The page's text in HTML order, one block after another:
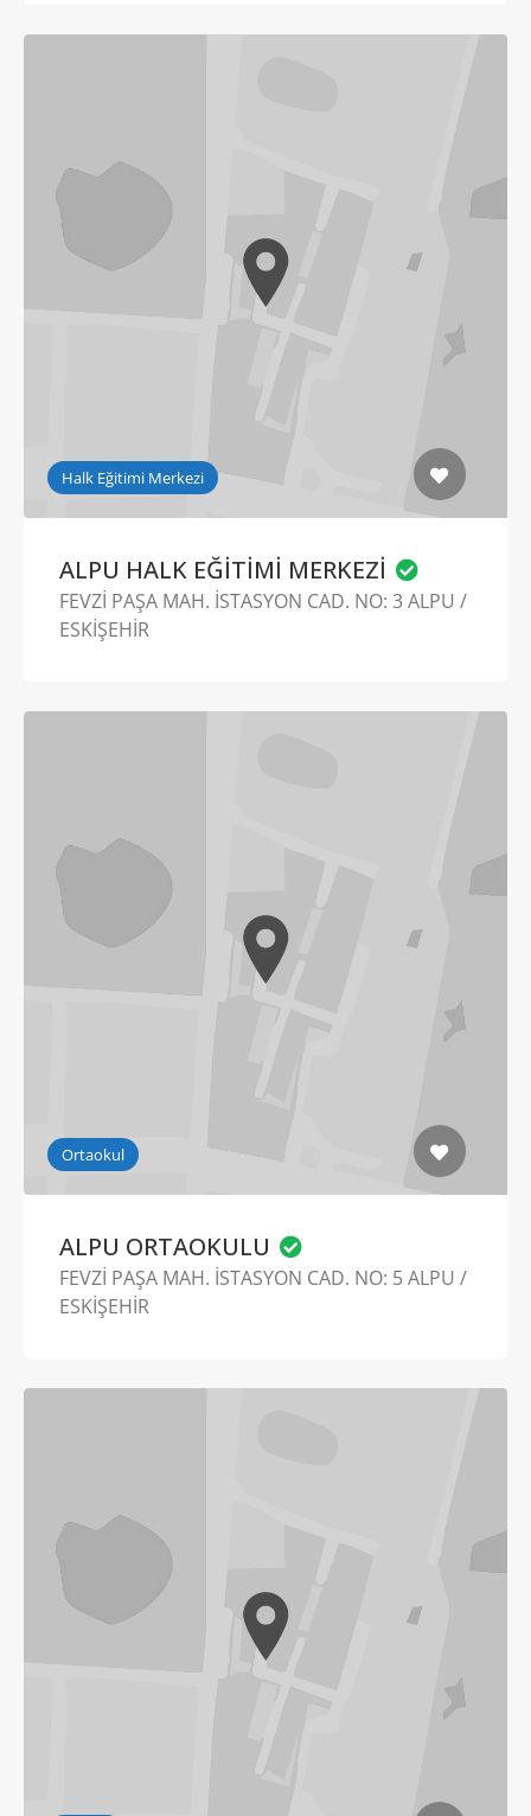
Halk Eğitimi Merkezi
ALPU HALK EĞİTİMİ MERKEZİ
FEVZİ PAŞA MAH. İSTASYON CAD. NO: 3 ALPU /
ESKİŞEHİR
Ortaokul
ALPU ORTAOKULU
FEVZİ PAŞA MAH. İSTASYON CAD. NO: 5 ALPU /
ESKİŞEHİR